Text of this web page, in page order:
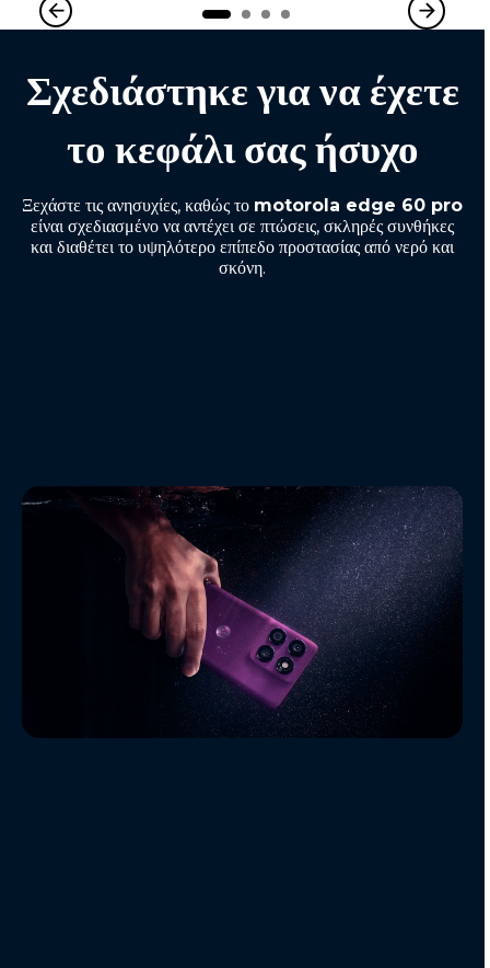
Σχεδιάστηκε για να έχετε
το κεφάλι σας ήσυχο
Ξεχάστε τις ανησυχίες, καθώς το motorola edge 60 pro
είναι σχεδιασμένο να αντέχει σε πτώσεις, σκληρές συνθήκες
και διαθέτει το υψηλότερο επίπεδο προστασίας από νερό και
σκόνη.